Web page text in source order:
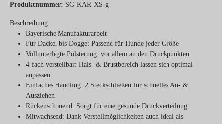
Produktnummer: SG-KAR-XS-g
Beschreibung
Bayerische Manufakturarbeit
Für Dackel bis Dogge: Passend für Hunde jeder Größe
Vollunterlegte Polsterung: vor allem an den Druckpunkten
4-fach verstellbar: Hals- & Brustbereich lassen sich optimal
anpassen
Einfaches Handling: 2 Steckschließen für schnelles An- &
Ausziehen
Rückenschonend: Sorgt für eine gesunde Druckverteilung
Mitwachsend: Dank Verstellmöglichkeiten auch ideal als